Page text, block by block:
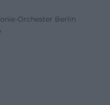
Orchester Berlin